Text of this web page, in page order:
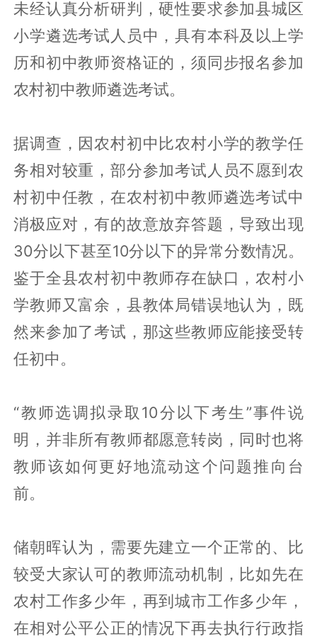
未经认真分析研判，硬性要求参加县城区
小学遴选考试人员中，具有本科及以上学
历和初中教师资格证的，须同步报名参加
农村初中教师遴选考试。
据调查，因农村初中比农村小学的教学任
务相对较重，部分参加考试人员不愿到农
村初中任教，在农村初中教师遴选考试中
消极应对，有的故意放弃答题，导致出现
30分以下甚至10分以下的异常分数情况。
鉴于全县农村初中教师存在缺口，农村小
学教师又富余，县教体局错误地认为，既
然来参加了考试，那这些教师应能接受转
任初中。
“教师选调拟录取10分以下考生”事件说
明，并非所有教师都愿意转岗，同时也将
教师该如何更好地流动这个问题推向台
前。
储朝晖认为，需要先建立一个正常的、比
较受大家认可的教师流动机制，比如先在
农村工作多少年，再到城市工作多少年，
在相对公平公正的情况下再去执行行政指